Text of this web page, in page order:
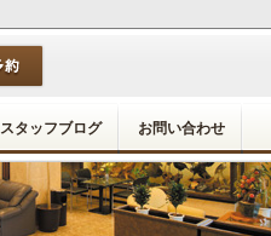
スタッフブログ お問い合わせ